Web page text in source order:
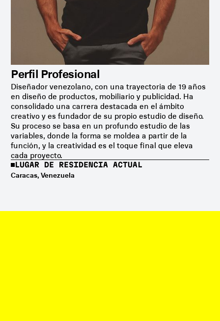
Perfil Profesional
Diseñador venezolano, con una trayectoria de 19 años
en diseño de productos, mobiliario y publicidad. Ha
consolidado una carrera destacada en el ámbito
creativo y es fundador de su propio estudio de diseño.
Su proceso se basa en un profundo estudio de las
variables, donde la forma se moldea a partir de la
función, y la creatividad es el toque final que eleva
cada proyecto.
LUGAR DE RESIDENCIA ACTUAL
Caracas, Venezuela